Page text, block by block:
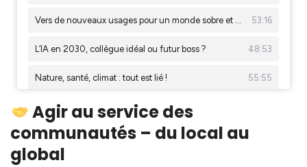
Agir au service des
communautés – du local au
global